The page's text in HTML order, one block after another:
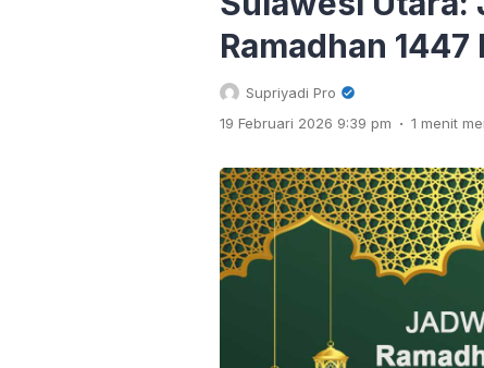
Ramadhan
Supriyadi Pro
19 Februari 2026 9:39 pm . 1 menit